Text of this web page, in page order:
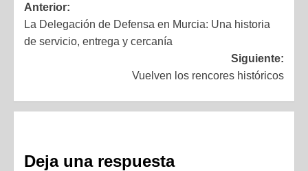
Anterior:
La Delegación de Defensa en Murcia: Una historia
de servicio, entrega y cercanía
Siguiente:
Vuelven los rencores históricos
Deja una respuesta